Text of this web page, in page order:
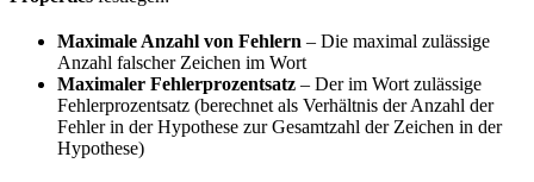
Maximale Anzahl von Fehlern – Die maximal zulässige
Anzahl falscher Zeichen im Wort
Maximaler Fehlerprozentsatz – Der im Wort zulässige
Fehlerprozentsatz (berechnet als Verhältnis der Anzahl der
Fehler in der Hypothese zur Gesamtzahl der Zeichen in der
Hypothese)